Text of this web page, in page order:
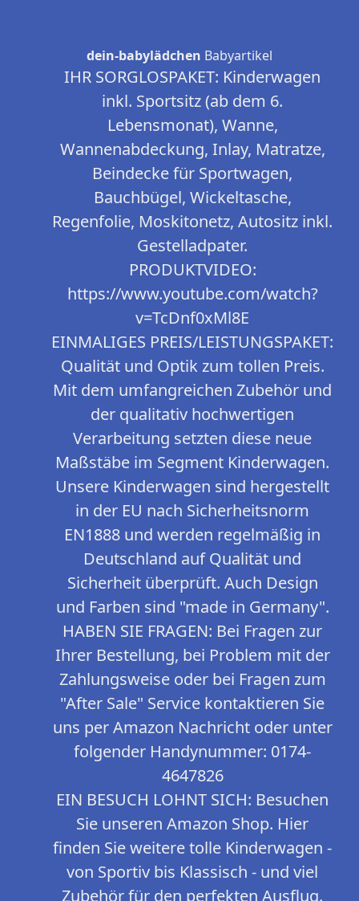
dein-babylädchen Babyartikel
IHR SORGLOSPAKET: Kinderwagen
inkl. Sportsitz (ab dem 6.
Lebensmonat), Wanne,
Wannenabdeckung, Inlay, Matratze,
Beindecke für Sportwagen,
Bauchbügel, Wickeltasche,
Regenfolie, Moskitonetz, Autositz inkl.
Gestelladpater.
PRODUKTVIDEO:
https://www.youtube.com/watch?
v=TcDnf0xMl8E
EINMALIGES PREIS/LEISTUNGSPAKET:
Qualität und Optik zum tollen Preis.
Mit dem umfangreichen Zubehör und
der qualitativ hochwertigen
Verarbeitung setzten diese neue
Maßstäbe im Segment Kinderwagen.
Unsere Kinderwagen sind hergestellt
in der EU nach Sicherheitsnorm
EN1888 und werden regelmäßig in
Deutschland auf Qualität und
Sicherheit überprüft. Auch Design
und Farben sind "made in Germany".
HABEN SIE FRAGEN: Bei Fragen zur
Ihrer Bestellung, bei Problem mit der
Zahlungsweise oder bei Fragen zum
"After Sale" Service kontaktieren Sie
uns per Amazon Nachricht oder unter
folgender Handynummer: 0174-
4647826
EIN BESUCH LOHNT SICH: Besuchen
Sie unseren Amazon Shop. Hier
finden Sie weitere tolle Kinderwagen -
von Sportiv bis Klassisch - und viel
Zubehör für den perfekten Ausflug.